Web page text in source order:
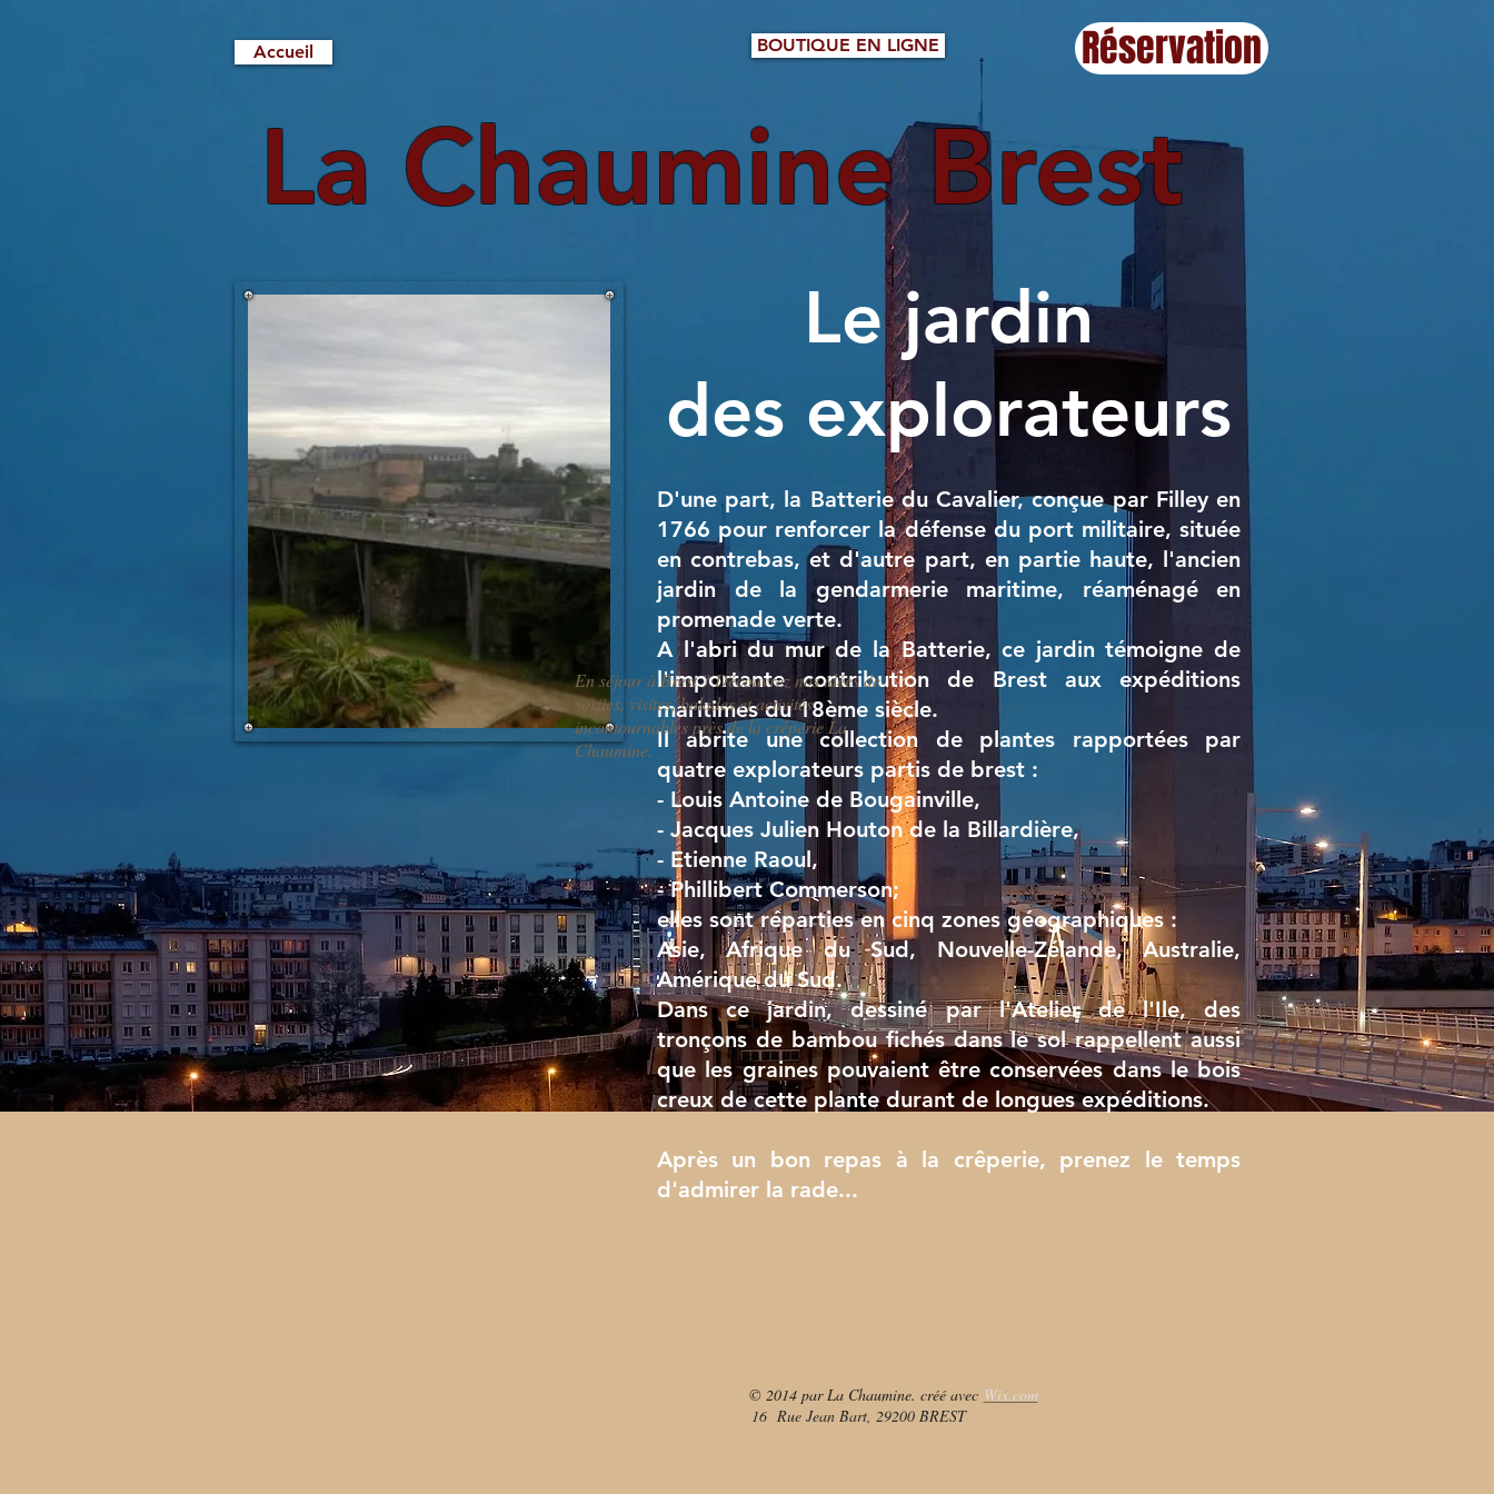
La Chaumine Brest
Réservation
BOUTIQUE EN LIGNE
Accueil
Le jardin
des explorateurs
D'une part, la Batterie du Cavalier, conçue par Filley en
1766 pour renforcer la défense du port militaire, située
en contrebas, et d'autre part, en partie haute, l'ancien
jardin de la gendarmerie maritime, réaménagé en
promenade verte.
A l'abri du mur de la Batterie, ce jardin témoigne de
l'importante contribution de Brest aux expéditions
maritimes du 18ème siècle.
Il abrite une collection de plantes rapportées par
quatre explorateurs partis de brest :
- Louis Antoine de Bougainville,
- Jacques Julien Houton de la Billardière,
- Etienne Raoul,
- Phillibert Commerson;
elles sont réparties en cinq zones géographiques :
Asie, Afrique du Sud, Nouvelle-Zélande, Australie,
Amérique du Sud.
Dans ce jardin, dessiné par l'Atelier de l'Ile, des
tronçons de bambou fichés dans le sol rappellent aussi
que les graines pouvaient être conservées dans le bois
creux de cette plante durant de longues expéditions.
Après un bon repas à la crêperie, prenez le temps
d'admirer la rade...
En séjour à Brest ? Découvrez nos idées de
sorties, visites, balades et activités
incontournables près de la crêperie La
Chaumine.
© 2014 par La Chaumine. créé avec Wix.com
16 Rue Jean Bart, 29200 BREST